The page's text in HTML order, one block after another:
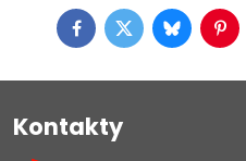
FacebookTwitterBluesky
Kontakty